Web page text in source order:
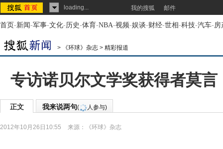
loading... 我的搜狐 邮件
首页-新闻-军事-文化-历史-体育-NBA-视频-娱谈-财经-世相-科技-汽车-房
> 《环球》杂志 > 精彩报道
专访诺贝尔文学奖获得者莫言
正文 我来说两句( 人参与)
2012年10月26日10:55 来源： 《环球》杂志